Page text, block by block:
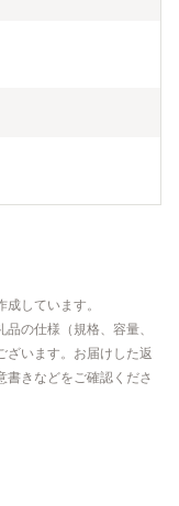
しています。
の仕様（規格、容量、
ざいます。お届けした返
書きなどをご確認くださ